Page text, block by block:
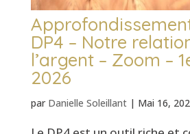
DP4 – Notre
l’argent – Zoom –
2026
par Danielle Soleillant| Mai 16,